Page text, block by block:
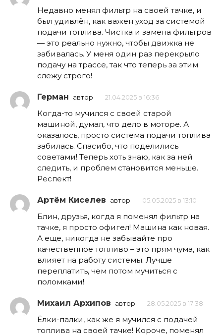
Недавно менял фильтр на своей тачке, и
был удивлён, как важен уход за системой
подачи топлива. Чистка и замена фильтров
— это реально нужно, чтобы движка не
забивалась. У меня один раз перекрыло
подачу на трассе, так что теперь за этим
слежу строго!
Герман автор 21.04.2025 в 16:36
Когда-то мучился с своей старой
машиной, думал, что дело в моторе. А
оказалось, просто система подачи топлива
забилась. Спасибо, что поделились
советами! Теперь хоть знаю, как за ней
следить, и проблем становится меньше.
Респект!
Артём Киселев автор 05.05.2025 в 13:10
Блин, друзья, когда я поменял фильтр на
тачке, я просто офигел! Машина как новая.
А еще, никогда не забывайте про
качественное топливо – это прям чума, как
влияет на работу системы. Лучше
переплатить, чем потом мучиться с
поломками!
Михаил Архипов автор 28.05.2025 в 17:38
Ёлки-палки, как же я мучился с подачей
топлива на своей тачке! Короче, поменял